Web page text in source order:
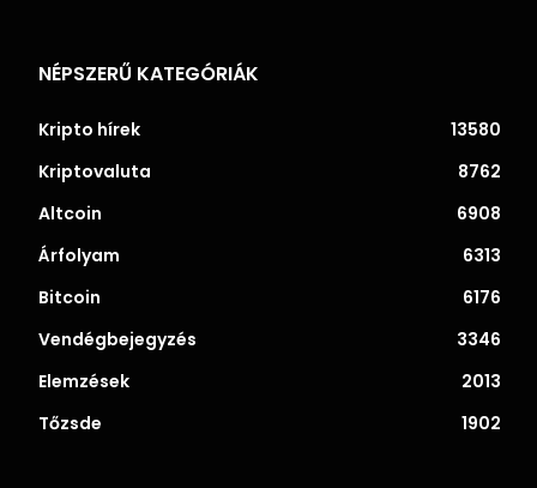
NÉPSZERŰ KATEGÓRIÁK
Kripto hírek
13580
Kriptovaluta
8762
Altcoin
6908
Árfolyam
6313
Bitcoin
6176
Vendégbejegyzés
3346
Elemzések
2013
Tőzsde
1902